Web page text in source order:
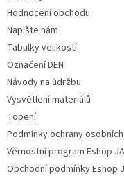
Hodnocení obchodu
Napište nám
Tabulky velikostí
Označení DEN
Návody na údržbu
Vysvětlení materiálů
Topení
Podmínky ochrany
Věrnostní program Eshop
Obchodní podmínky Eshop